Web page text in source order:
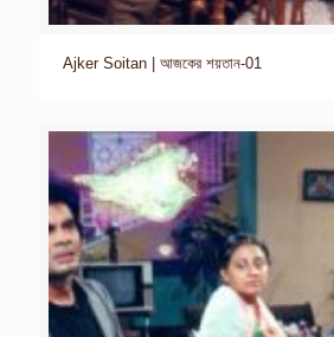
Ajker Soitan | আজকের শয়তান-01